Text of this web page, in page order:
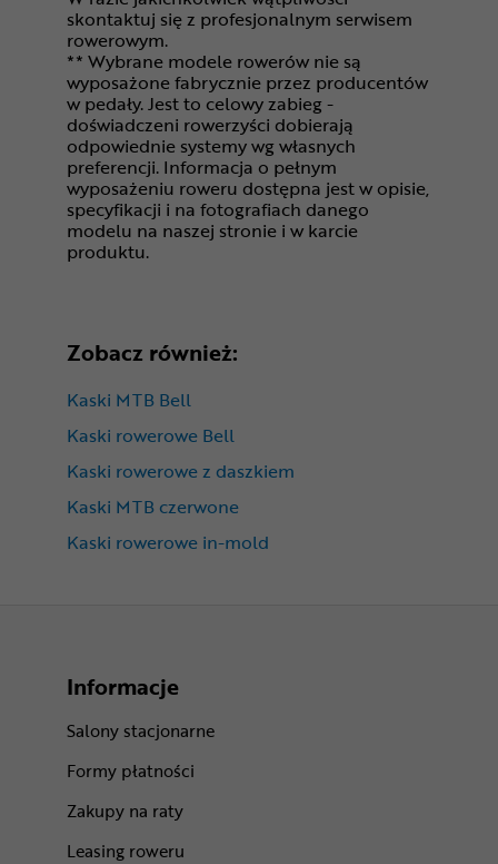
skontaktuj się z profesjonalnym serwisem
rowerowym.
** Wybrane modele rowerów nie są
wyposażone fabrycznie przez producentów
w pedały. Jest to celowy zabieg -
doświadczeni rowerzyści dobierają
odpowiednie systemy wg własnych
preferencji. Informacja o pełnym
wyposażeniu roweru dostępna jest w opisie,
specyfikacji i na fotografiach danego
modelu na naszej stronie i w karcie
produktu.
Zobacz również:
Kaski MTB Bell
Kaski rowerowe Bell
Kaski rowerowe z daszkiem
Kaski MTB czerwone
Kaski rowerowe in-mold
Informacje
Salony stacjonarne
Formy płatności
Zakupy na raty
Leasing roweru